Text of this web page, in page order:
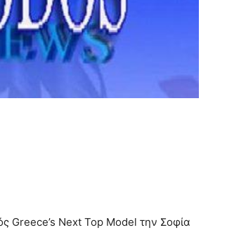
Greece’s Next Top Model την Σοφία